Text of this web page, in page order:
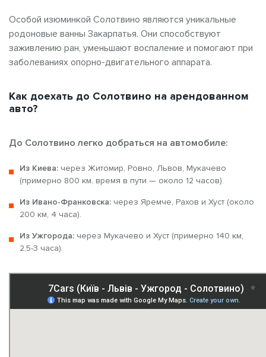
Особой изюминкой Солотвино являются уникальные
родоновые ванны Закарпатья. Они способствуют
заживлению ран, уменьшают воспаление и помогают при
заболеваниях опорно-двигательного аппарата.
Как доехать до Солотвино на арендованном
авто?
До Солотвино легко добраться на автомобиле:
Из Киева: через Житомир, Ровно, Львов, Мукачево
(примерно 800 км, время в пути — около 12 часов).
Из Ивано-Франковска: через Яремче, Рахов и Хуст (около
200 км, 4 часа).
Из Ужгорода: через Мукачево и Хуст (примерно 140 км,
2,5-3 часа).